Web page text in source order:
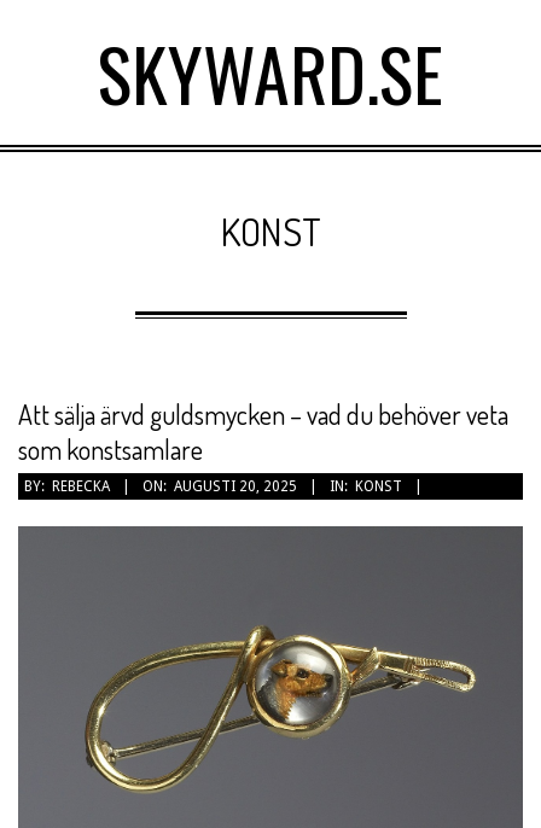
SKYWARD.SE
Primary
KONST
Att sälja ärvd guldsmycken – vad du behöver veta
som konstsamlare
2025-
BY: REBECKA ON: AUGUSTI 20, 2025 IN: KONST